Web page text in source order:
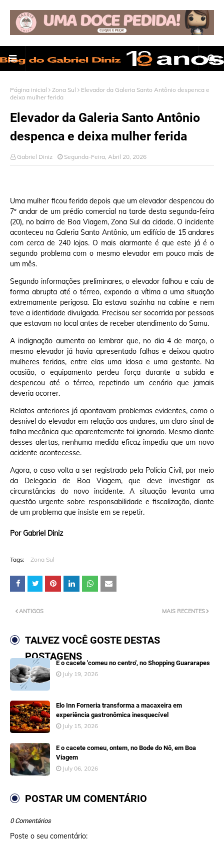
Página inicial Zona Sul
Elevador da Galeria Santo Antônio despenca e
deixa mulher ferida
Elevador da Galeria Santo Antônio
despenca e deixa mulher ferida
Gabriel Diniz Segunda-Feira, Abril 20, 2026
Uma mulher ficou ferida depois que um elevador despencou do
7º andar de um prédio comercial na tarde desta segunda-feira
(20), no bairro de Boa Viagem, Zona Sul da cidade. O incidente
aconteceu na Galeria Santo Antônio, um edifício de 15 andares
com cerca de 240 lojas. O mais alarmante é que este já é o
segundo problema com o mesmo elevador em pouco mais de
um mês.
Segundo informações preliminares, o elevador falhou e caiu de
forma abrupta até o térreo, expondo a vítima a uma situação
extremamente perigosa. Ela estava sozinha na cabine e nem
teve a identidade divulgada. Precisou ser socorrida por pessoas
que estavam no local antes de receber atendimento do Samu.
A indignação aumenta ao lembrar que, no dia 4 de março, o
mesmo elevador já havia apresentado falhas e deixou quatro
mulheres feridas, entre elas uma idosa e uma gestante. Na
ocasião, o equipamento perdeu força durante a subida e
despencou até o térreo, repetindo um cenário que jamais
deveria ocorrer.
Relatos anteriores já apontavam problemas evidentes, como o
desnível do elevador em relação aos andares, um claro sinal de
falha mecânica que aparentemente foi ignorado. Mesmo diante
desses alertas, nenhuma medida eficaz impediu que um novo
acidente acontecesse.
Agora, o caso volta a ser registrado pela Polícia Civil, por meio
da Delegacia de Boa Viagem, que deve investigar as
circunstâncias do novo incidente. A situação levanta uma
questão urgente sobre responsabilidade e fiscalização, diante
de um problema que insiste em se repetir.
Por Gabriel Diniz
Tags: Zona Sul
MAIS RECENTES
ANTIGOS
TALVEZ VOCÊ GOSTE DESTAS
POSTAGENS
E o cacete 'comeu no centro', no Shopping Guararapes
July 19, 2026
Elo Inn Forneria transforma a macaxeira em
experiência gastronômica inesquecível
July 15, 2026
E o cacete comeu, ontem, no Bode do Nô, em Boa
Viagem
July 06, 2026
POSTAR UM COMENTÁRIO
0 Comentários
Poste o seu comentário: